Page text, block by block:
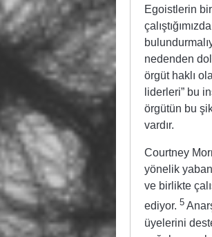
Egoistlerin
nedenden
örgüt haklı
liderleri” bu
örgütün bu
vardır.
Courtney
yönelik
ve birlikte
ediyor. 5
üyelerini